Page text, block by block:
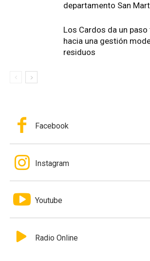
departamento San
Los Cardos da un
hacia una gestión
residuos
Facebook
Instagram
Youtube
Radio Online